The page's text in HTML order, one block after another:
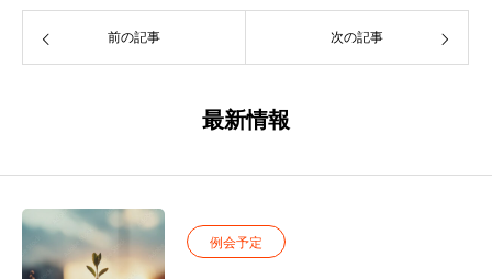
前の記事 次の記事
最新情報
例会予定